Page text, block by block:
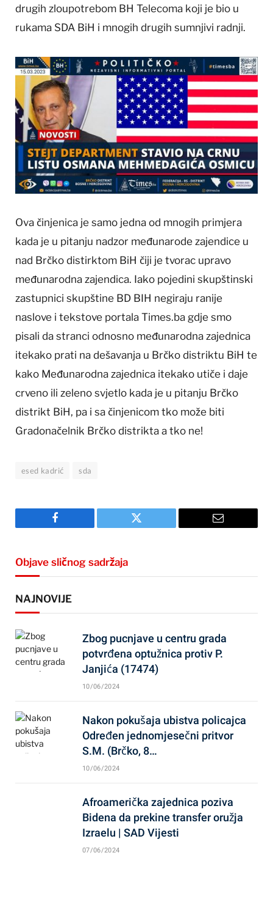
drugih zloupotrebom BH Telecoma koji je bio u
rukama SDA BiH i mnogih drugih sumnjivi radnji.
Ova činjenica je samo jedna od mnogih primjera
kada je u pitanju nadzor međunarode zajendice u
nad Brčko distirktom BiH čiji je tvorac upravo
međunarodna zajendica. Iako pojedini skupštinski
zastupnici skupštine BD BIH negiraju ranije
naslove i tekstove portala Times.ba gdje smo
pisali da stranci odnosno međunarodna zajednica
itekako prati na dešavanja u Brčko distriktu BiH te
kako Međunarodna zajednica itekako utiče i daje
crveno ili zeleno svjetlo kada je u pitanju Brčko
distrikt BiH, pa i sa činjenicom tko može biti
Gradonačelnik Brčko distrikta a tko ne!
esed kadrić sda
Facebook Twitter Email
Objave sličnog sadržaja
NAJNOVIJE
Zbog pucnjave u centru grada
potvrđena optužnica protiv P.
Janjića (17474)
10/06/2024
Nakon pokušaja ubistva policajca
Određen jednomjesečni pritvor
S.M. (Brčko, 8…
10/06/2024
Afroamerička zajednica poziva
Bidena da prekine transfer oružja
Izraelu | SAD Vijesti
07/06/2024